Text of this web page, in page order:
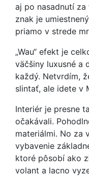
aj po nasadnutí
znak je
priamo v strede
„Wau“ efekt je
väčšiny luxusné a
každý. Netvrdím,
slintať, ale idete v
Interiér je presne
očakávali.
materiálmi. No za
vybavenie
ktoré pôsobí ako
volant a lacno